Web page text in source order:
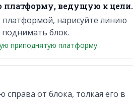
ведущую к цели.
платформой, нарисуйте линию
блок.
приподнятую платформу.
от блока, толкая его в